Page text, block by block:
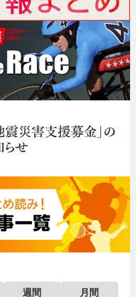
週間
月間